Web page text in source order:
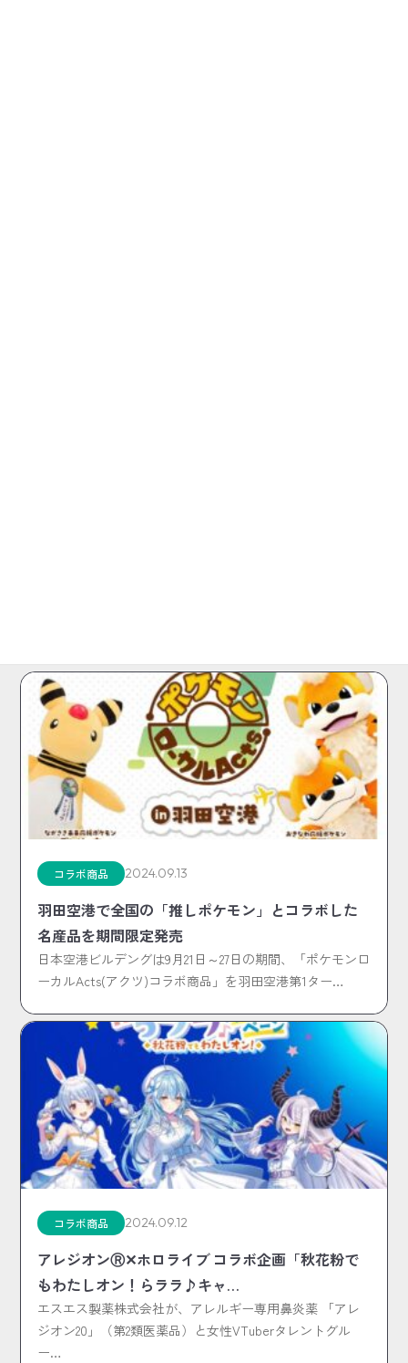
コラボ商品 2024.09.13
羽田空港で全国の「推しポケモン」とコラボした
名産品を期間限定発売
日本空港ビルデングは9月21日～27日の期間、「ポケモンロ
ーカルActs(アクツ)コラボ商品」を羽田空港第1ター…
コラボ商品 2024.09.12
アレジオンⓇ✕ホロライブ コラボ企画「秋花粉で
もわたしオン！らララ♪キャ…
エスエス製薬株式会社が、アレルギー専用鼻炎薬 「アレ
ジオン20」（第2類医薬品）と女性VTuberタレントグル
ー…